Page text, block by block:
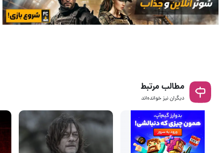
مطالب مرتبط
دیگران نیز خوانده‌اند